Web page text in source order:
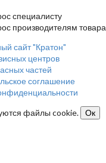
специалисту
производителям товара
сайт "Кратон"
центров
частей
соглашение
файлы cookie.
Ок